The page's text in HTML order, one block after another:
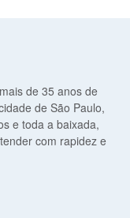
de 35 anos de
de São Paulo,
e toda a baixada,
com rapidez e